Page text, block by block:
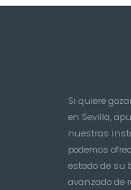
Si quiere
en Sevilla,
nuestras
podemos
estado de su
avanzado de